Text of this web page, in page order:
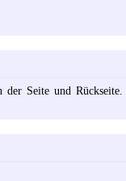
Seite und